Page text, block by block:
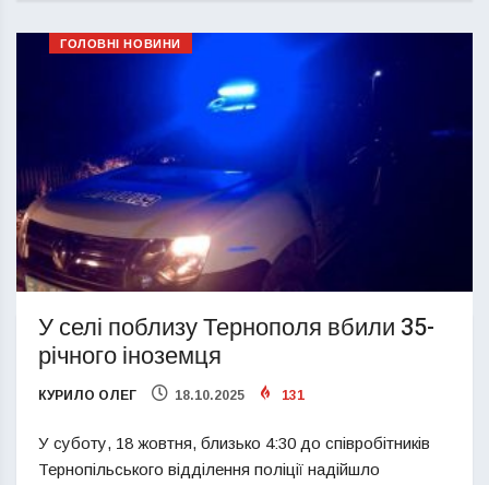
ГОЛОВНІ НОВИНИ
У селі поблизу Тернополя вбили 35-
річного іноземця
КУРИЛО ОЛЕГ 18.10.2025 131
У суботу, 18 жовтня, близько 4:30 до співробітників
Тернопільського відділення поліції надійшло